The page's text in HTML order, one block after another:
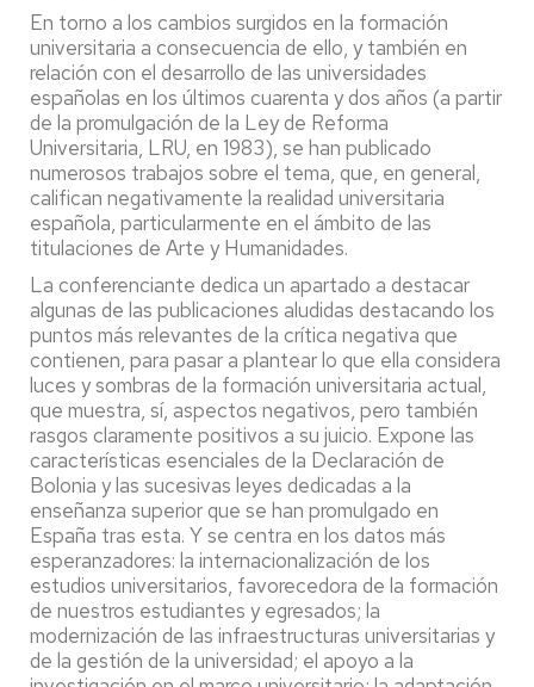
En torno a los cambios surgidos en la formación
universitaria a consecuencia de ello, y también en
relación con el desarrollo de las universidades
españolas en los últimos cuarenta y dos años (a partir
de la promulgación de la Ley de Reforma
Universitaria, LRU, en 1983), se han publicado
numerosos trabajos sobre el tema, que, en general,
califican negativamente la realidad universitaria
española, particularmente en el ámbito de las
titulaciones de Arte y Humanidades.
La conferenciante dedica un apartado a destacar
algunas de las publicaciones aludidas destacando los
puntos más relevantes de la crítica negativa que
contienen, para pasar a plantear lo que ella considera
luces y sombras de la formación universitaria actual,
que muestra, sí, aspectos negativos, pero también
rasgos claramente positivos a su juicio. Expone las
características esenciales de la Declaración de
Bolonia y las sucesivas leyes dedicadas a la
enseñanza superior que se han promulgado en
España tras esta. Y se centra en los datos más
esperanzadores: la internacionalización de los
estudios universitarios, favorecedora de la formación
de nuestros estudiantes y egresados; la
modernización de las infraestructuras universitarias y
de la gestión de la universidad; el apoyo a la